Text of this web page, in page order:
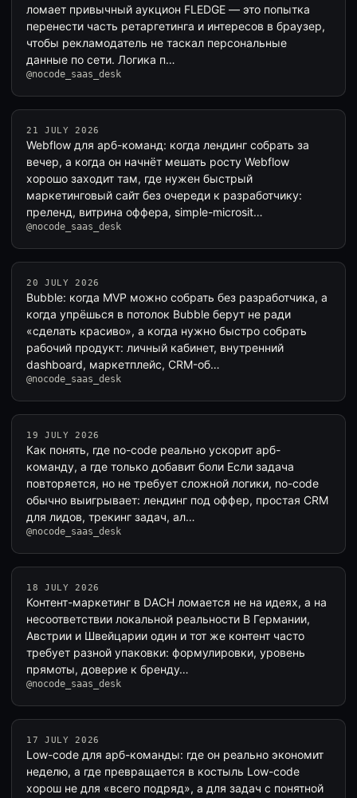
ломает привычный аукцион FLEDGE — это попытка
перенести часть ретаргетинга и интересов в браузер,
чтобы рекламодатель не таскал персональные
данные по сети. Логика п…
@nocode_saas_desk
21 JULY 2026
Webflow для арб-команд: когда лендинг собрать за
вечер, а когда он начнёт мешать росту Webflow
хорошо заходит там, где нужен быстрый
маркетинговый сайт без очереди к разработчику:
преленд, витрина оффера, simple-microsit…
@nocode_saas_desk
20 JULY 2026
Bubble: когда MVP можно собрать без разработчика, а
когда упрёшься в потолок Bubble берут не ради
«сделать красиво», а когда нужно быстро собрать
рабочий продукт: личный кабинет, внутренний
dashboard, маркетплейс, CRM-об…
@nocode_saas_desk
19 JULY 2026
Как понять, где no-code реально ускорит арб-
команду, а где только добавит боли Если задача
повторяется, но не требует сложной логики, no-code
обычно выигрывает: лендинг под оффер, простая CRM
для лидов, трекинг задач, ал…
@nocode_saas_desk
18 JULY 2026
Контент-маркетинг в DACH ломается не на идеях, а на
несоответствии локальной реальности В Германии,
Австрии и Швейцарии один и тот же контент часто
требует разной упаковки: формулировки, уровень
прямоты, доверие к бренду…
@nocode_saas_desk
17 JULY 2026
Low-code для арб-команды: где он реально экономит
неделю, а где превращается в костыль Low-code
хорош не для «всего подряд», а для задач с понятной